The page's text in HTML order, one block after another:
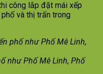
công lắp đặt mái xếp
và thị trấn trong
phố như Phố Mê Linh,
như Phố Mê Linh, Phố